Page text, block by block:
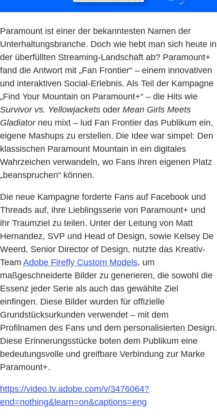
Paramount ist einer der bekanntesten Namen der
Unterhaltungsbranche. Doch wie hebt man sich heute in
der überfüllten Streaming-Landschaft ab? Paramount+
fand die Antwort mit „Fan Frontier“ – einem innovativen
und interaktiven Social-Erlebnis. Als Teil der Kampagne
„Find Your Mountain on Paramount+“ – die Hits wie
Survivor vs. Yellowjackets oder Mean Girls Meets
Gladiatorneu mixt – lud Fan Frontier das Publikum ein,
eigene Mashups zu erstellen. Die Idee war simpel: Den
klassischen Paramount Mountain in ein digitales
Wahrzeichen verwandeln, wo Fans ihren eigenen Platz
„beanspruchen“ können.
Die neue Kampagne forderte Fans auf Facebook und
Threads auf, ihre Lieblingsserie von Paramount+ und
ihr Traumziel zu teilen. Unter der Leitung von Matt
Hernandez, SVP und Head of Design, sowie Kelsey De
Weerd, Senior Director of Design, nutzte das Kreativ-
Team Adobe Firefly Custom Models, um
maßgeschneiderte Bilder zu generieren, die sowohl die
Essenz jeder Serie als auch das gewählte Ziel
einfingen. Diese Bilder wurden für offizielle
Grundstücksurkunden verwendet – mit dem
Profilnamen des Fans und dem personalisierten Design.
Diese Erinnerungsstücke boten dem Publikum eine
bedeutungsvolle und greifbare Verbindung zur Marke
Paramount+.
https://video.tv.adobe.com/v/3476064?
end=nothing&learn=on&captions=eng